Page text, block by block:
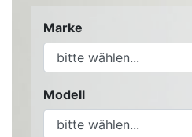
Marke
Modell